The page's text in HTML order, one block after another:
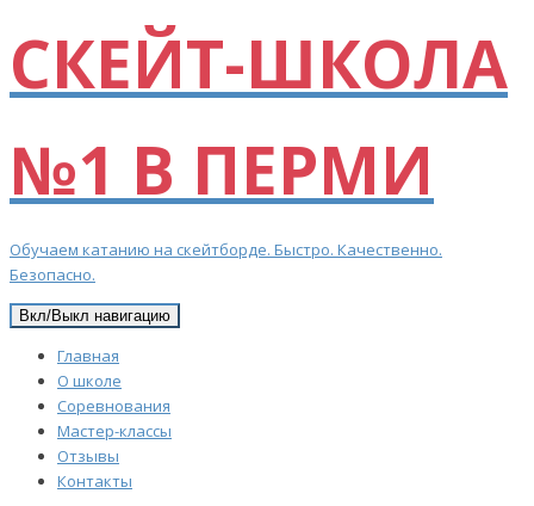
СКЕЙТ-ШКОЛА
№1 В ПЕРМИ
Обучаем катанию на скейтборде. Быстро. Качественно.
Безопасно.
Вкл/Выкл навигацию
Главная
О школе
Соревнования
Мастер-классы
Отзывы
Контакты